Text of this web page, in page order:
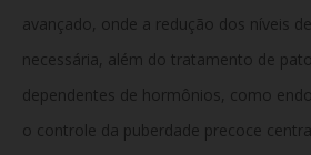
avançado, onde a redução dos níveis
necessária, além do tratamento de
dependentes de hormônios, como
o controle da puberdade precoce